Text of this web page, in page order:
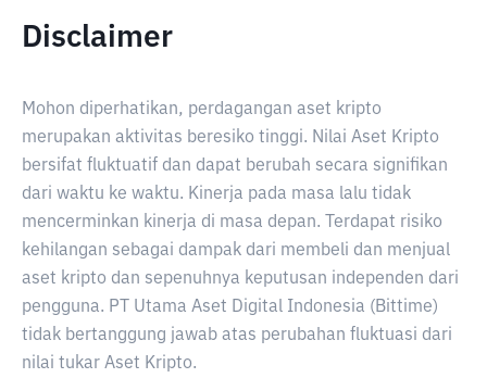
Disclaimer
Mohon diperhatikan, perdagangan aset kripto
merupakan aktivitas beresiko tinggi. Nilai Aset Kripto
bersifat fluktuatif dan dapat berubah secara signifikan
dari waktu ke waktu. Kinerja pada masa lalu tidak
mencerminkan kinerja di masa depan. Terdapat risiko
kehilangan sebagai dampak dari membeli dan menjual
aset kripto dan sepenuhnya keputusan independen dari
pengguna. PT Utama Aset Digital Indonesia (Bittime)
tidak bertanggung jawab atas perubahan fluktuasi dari
nilai tukar Aset Kripto.